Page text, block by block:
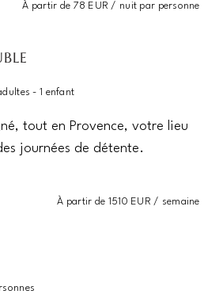
À partir de 78 EUR / nuit par personne
- 1 enfant
tout en Provence, votre lieu
journées de détente.
À partir de 1510 EUR / semaine